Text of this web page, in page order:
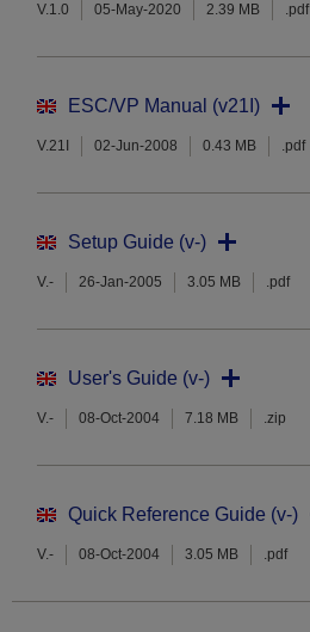
V.1.0 05-May-2020 2.39 MB .pdf
ESC/VP Manual (v21I)
V.21I 02-Jun-2008 0.43 MB .pdf
Setup Guide (v-)
V.- 26-Jan-2005 3.05 MB .pdf
User's Guide (v-)
V.- 08-Oct-2004 7.18 MB .zip
Quick Reference Guide (v-)
V.- 08-Oct-2004 3.05 MB .pdf